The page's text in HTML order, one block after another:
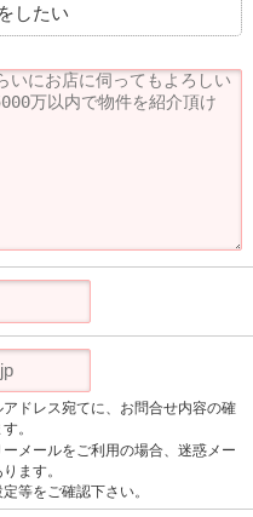
したい
ドレス宛てに、お問合せ内容の確
。
メールをご利用の場合、迷惑メー
ます。
等をご確認下さい。